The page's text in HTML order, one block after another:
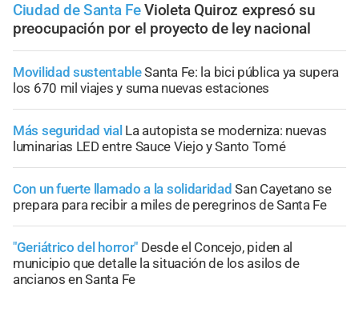
Ciudad de Santa Fe Violeta Quiroz expresó su
preocupación por el proyecto de ley nacional
Movilidad sustentableSanta Fe: la bici pública ya supera
los 670 mil viajes y suma nuevas estaciones
Más seguridad vial La autopista se moderniza: nuevas
luminarias LED entre Sauce Viejo y Santo Tomé
Con un fuerte llamado a la solidaridad San Cayetano se
prepara para recibir a miles de peregrinos de Santa Fe
"Geriátrico del horror" Desde el Concejo, piden al
municipio que detalle la situación de los asilos de
ancianos en Santa Fe